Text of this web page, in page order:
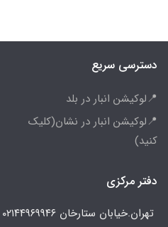
دسترسی سریع
📍لوکیشن انبار در بلد
📍لوکیشن انبار در نشان(کلیک
کنید)
دفتر مرکزی
تهران.خیابان ستارخان ۰۲۱۴۴۹۶۹۹۴۶